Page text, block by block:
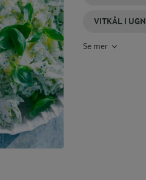
VITKÅL I UGN
Se mer